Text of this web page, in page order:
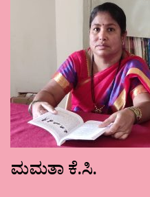
ಮಮತಾ ಕೆ.ಸಿ.